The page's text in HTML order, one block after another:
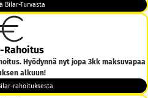
Bilar-Turvasta
Rahoitus
Hyödynnä nyt jopa 3kk maksuvapaa
alkuun!
rahoituksesta